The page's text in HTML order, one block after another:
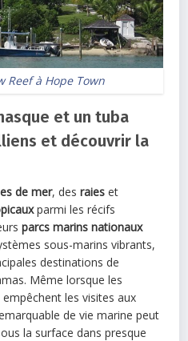
Reef à Hope Town
et un tuba
et découvrir la
de mer, desraies et
parmi les récifs
parcs marins nationaux
sous-marins vibrants,
destinations de
Même lorsque les
les visites aux
de vie marine peut
la surface dans presque